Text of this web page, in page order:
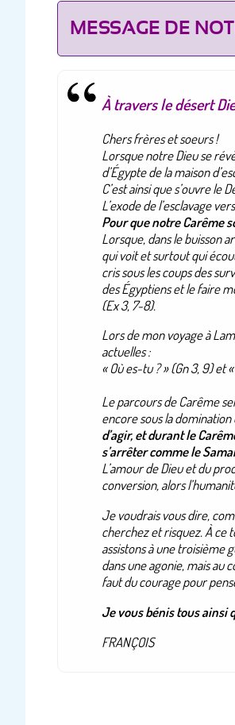
MESSAGE DE
À travers le désert
Chers frères et soeurs !
Lorsque notre Dieu se
d’Égypte de la maison
C’est ainsi que s’ouvre le
L’exode de l’esclavage
Pour que notre Carême
Lorsque, dans le buisson
qui voit et surtout qui
cris sous les coups des
des Égyptiens et le faire
(Ex 3, 7-8).
Lors de mon voyage à
actuelles :
«Où es-tu ?» (Gn 3, 9) et «
Le parcours de Carême
encore sous la
d’agir, et durant le
s’arrêter comme le
L’amour de Dieu et du
conversion, alors
Je voudrais vous dire,
cherchez et risquez. À ce
assistons à une troisième
dans une agonie, mais au
faut du courage pour
Je vous bénis tous ainsi
FRANÇOIS